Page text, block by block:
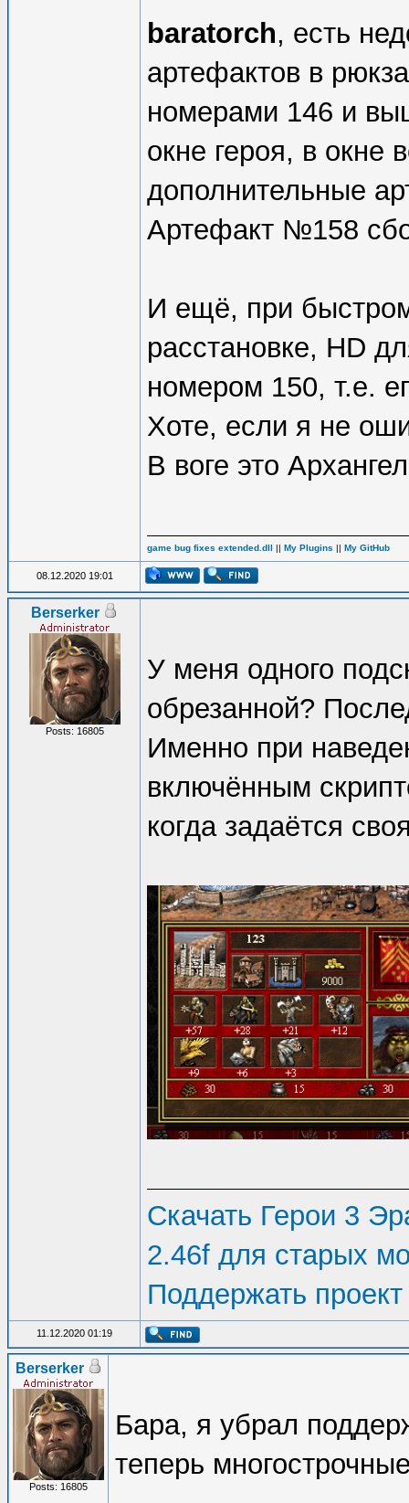
baratorch, есть
артефактов в
номерами 146 и
окне героя, в окне
дополнительные
Артефакт №158
И ещё, при
расстановке, HD
номером 150, т.е.
Хоте, если я не
В воге это
game bug fixes extended.dll || My Plugins || My GitHub
08.12.2020 19:01
Berserker
Posts: 16805
У меня одного
обрезанной?
Именно при
включённым
когда задаётся
Скачать Герои 3
2.46f для старых
Поддержать проект
11.12.2020 01:19
Berserker
Posts: 16805
Бара, я убрал
теперь